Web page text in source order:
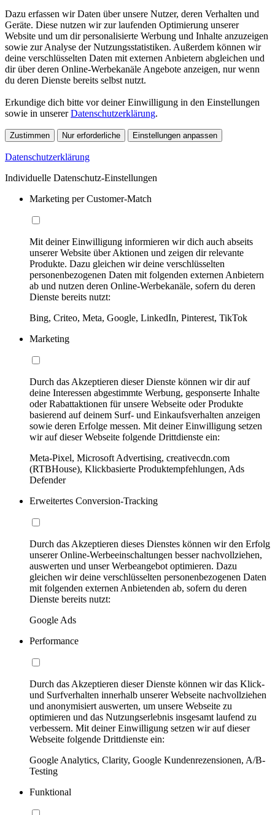
Dazu erfassen wir Daten über unsere Nutzer, deren Verhalten und
Geräte. Diese nutzen wir zur laufenden Optimierung unserer
Website und um dir personalisierte Werbung und Inhalte anzuzeigen
sowie zur Analyse der Nutzungsstatistiken. Außerdem können wir
deine verschlüsselten Daten mit externen Anbietern abgleichen und
dir über deren Online-Werbekanäle Angebote anzeigen, nur wenn
du deren Dienste bereits selbst nutzt.
Erkundige dich bitte vor deiner Einwilligung in den Einstellungen
sowie in unsererDatenschutzerklärung.
Zustimmen Nur erforderliche Einstellungen anpassen
Datenschutzerklärung
Individuelle Datenschutz-Einstellungen
Marketing per Customer-Match
Mit deiner Einwilligung informieren wir dich auch abseits
unserer Website über Aktionen und zeigen dir relevante
Produkte. Dazu gleichen wir deine verschlüsselten
personenbezogenen Daten mit folgenden externen Anbietern
ab und nutzen deren Online-Werbekanäle, sofern du deren
Dienste bereits nutzt:
Bing, Criteo, Meta, Google, LinkedIn, Pinterest, TikTok
Marketing
Durch das Akzeptieren dieser Dienste können wir dir auf
deine Interessen abgestimmte Werbung, gesponserte Inhalte
oder Rabattaktionen für unsere Webseite oder Produkte
basierend auf deinem Surf- und Einkaufsverhalten anzeigen
sowie deren Erfolge messen. Mit deiner Einwilligung setzen
wir auf dieser Webseite folgende Drittdienste ein:
Meta-Pixel, Microsoft Advertising, creativecdn.com
(RTBHouse), Klickbasierte Produktempfehlungen, Ads
Defender
Erweitertes Conversion-Tracking
Durch das Akzeptieren dieses Dienstes können wir den Erfolg
unserer Online-Werbeeinschaltungen besser nachvollziehen,
auswerten und unser Werbeangebot optimieren. Dazu
gleichen wir deine verschlüsselten personenbezogenen Daten
mit folgenden externen Anbietenden ab, sofern du deren
Dienste bereits nutzt:
Google Ads
Performance
Durch das Akzeptieren dieser Dienste können wir das Klick-
und Surfverhalten innerhalb unserer Webseite nachvollziehen
und anonymisiert auswerten, um unsere Webseite zu
optimieren und das Nutzungserlebnis insgesamt laufend zu
verbessern. Mit deiner Einwilligung setzen wir auf dieser
Webseite folgende Drittdienste ein:
Google Analytics, Clarity, Google Kundenrezensionen, A/B-
Testing
Funktional